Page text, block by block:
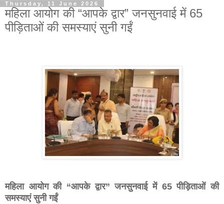
Thursday, 11 June 2026
महिला आयोग की “आपके द्वार” जनसुनवाई में 65
पीड़िताओं की समस्याएं सुनी गईं
महिला आयोग की “आपके द्वार” जनसुनवाई में 65 पीड़िताओं की
समस्याएं सुनी गईं